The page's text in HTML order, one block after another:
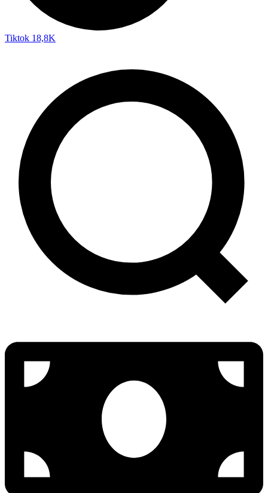
Tiktok 18,8K